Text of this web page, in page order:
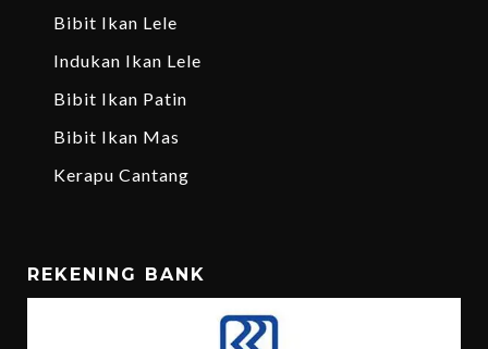
Bibit Ikan Lele
Indukan Ikan Lele
Bibit Ikan Patin
Bibit Ikan Mas
Kerapu Cantang
REKENING BANK